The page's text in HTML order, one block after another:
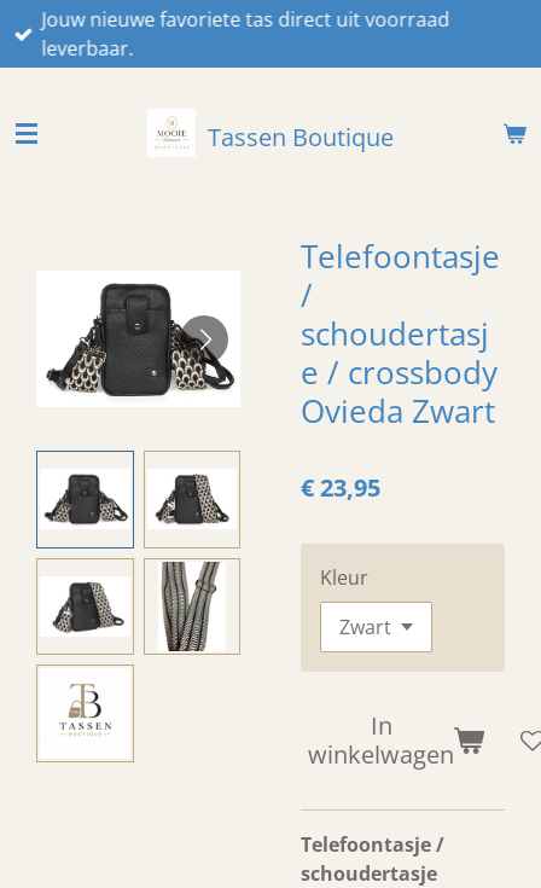
Ga
direct
hoofdinhoud
Jouw nieuwe favoriete tas direct uit voorraad
leverbaar.
Tassen Boutique
Telefoontasje
/
schoudertasj
e / crossbody
Ovieda Zwart
€ 23,95
Kleur
In
winkelwagen
Telefoontasje /
schoudertasje